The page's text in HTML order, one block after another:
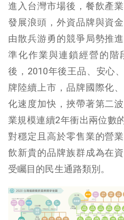
進入台灣市場後，餐飲產
發展浪頭，外資品牌與資
由散兵游勇的競爭局勢推
準化作業與連鎖經營的階
後，2010年後王品、安心
牌陸續上市，品牌國際化
化速度加快，挾帶著第二
業規模連續2年衝出兩位數
對穩定且高於零售業的營
飲新貴的品牌族群成為在
受矚目的民生通路類別。